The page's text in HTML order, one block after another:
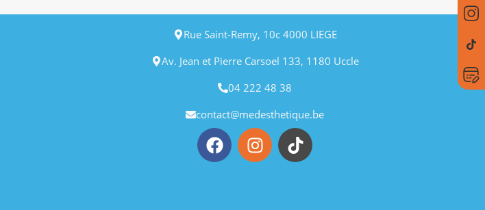
Rue Saint-Remy, 10c 4000 LIEGE
Av. Jean et Pierre Carsoel 133, 1180 Uccle
04 222 48 38
contact@medesthetique.be